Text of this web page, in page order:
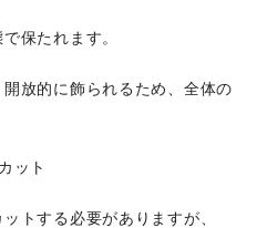
保たれます。
放的に飾られるため、全体の
ット
トする必要がありますが、